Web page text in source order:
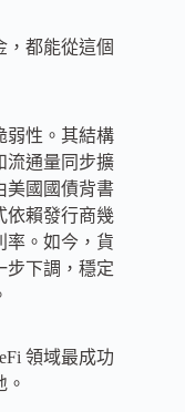
，都能從這個
弱性。其結構
流通量同步擴
美國國債背書
依賴發行商幾
率。如今，貨
步下調，穩定
領域最成功